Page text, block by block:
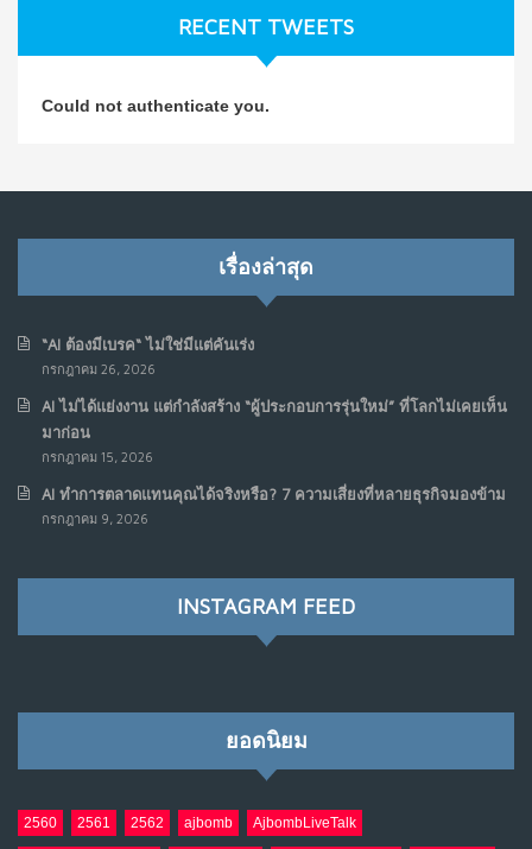
NO COMMENTS
Koe ในแบบอาจารย์บอม
รัฐอาจเป็นจุดเริ่มต้นของ “ขบวนการประท้วงดิจิทัล” ครั้งใหม่
6
7
เมื่อรัฐบาลเริ่มคิดแบบแพลตฟอร์ม : AI กำลังเปลี่ยนรัฐ
ราชการไปตลอดกาล
NO COMMENTS
เมื่อโลกออนไลน์ กลายเป็น“ศาลเตี้ย”
9
NO COMMENTS
RECENT TWEETS
Could not authenticate you.
เรื่องล่าสุด
“AI ต้องมีเบรค“ ไม่ใช่มีแต่คันเร่ง
กรกฎาคม 26, 2026
AI ไม่ได้แย่งงาน แต่กำลังสร้าง “ผู้ประกอบการรุ่นใหม่” ที่โลกไม่เคยเห็น
มาก่อน
กรกฎาคม 15, 2026
AI ทำการตลาดแทนคุณได้จริงหรือ? 7 ความเสี่ยงที่หลายธุรกิจมองข้าม
กรกฎาคม 9, 2026
INSTAGRAM FEED
ยอดนิยม
2560 2561 2562 ajbomb AjbombLiveTalk